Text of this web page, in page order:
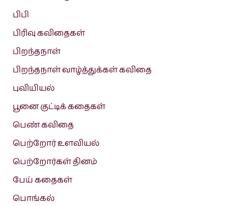
பிபி
பிரிவு கவிதைகள்
பிறந்தநாள்
பிறந்தநாள் வாழ்த்துக்கள் கவிதை
புவியியல்
பூனை குட்டிக் கதைகள்
பெண் கவிதை
பெற்றோர் உளவியல்
பெற்றோர்கள் தினம்
பேய் கதைகள்
பொங்கல்